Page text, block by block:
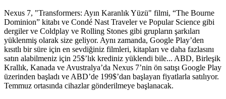
Nexus 7, "Transformers: Ayın Karanlık Yüzü" filmi, “The Bourne
Dominion” kitabı ve Condé Nast Traveler ve Popular Science gibi
dergiler ve Coldplay ve Rolling Stones gibi grupların şarkıları
yüklenmiş olarak size geliyor. Aynı zamanda, Google Play’den
kısıtlı bir süre için en sevdiğiniz filmleri, kitapları ve daha fazlasını
satın alabilmeniz için 25$’lık krediniz yüklendi bile... ABD, Birleşik
Krallık, Kanada ve Avustralya’da Nexus 7’nin ön satışı Google Play
üzerinden başladı ve ABD’de 199$’dan başlayan fiyatlarla satılıyor.
Temmuz ortasında cihazlar gönderilmeye başlanacak.